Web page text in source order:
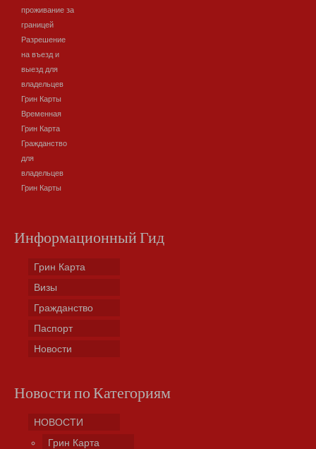
проживание за
границей
Разрешение
на въезд и
выезд для
владельцев
Грин Карты
Временная
Грин Карта
Гражданство
для
владельцев
Грин Карты
Информационный Гид
Грин Карта
Визы
Гражданство
Паспорт
Новости
Новости по Категориям
НОВОСТИ
Грин Карта